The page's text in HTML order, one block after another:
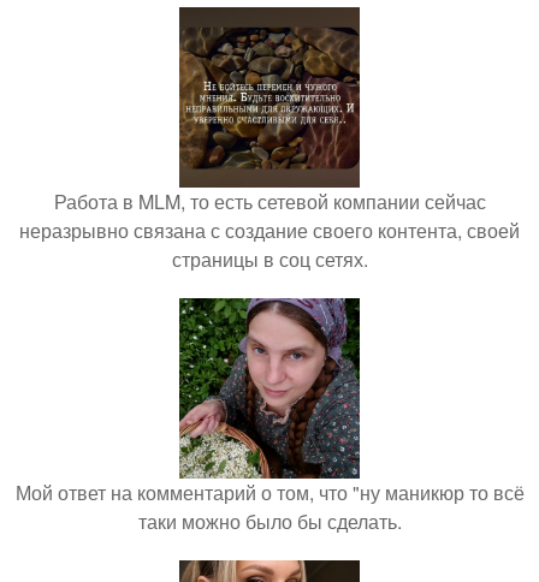
Работа в MLM, то есть сетевой компании сейчас
неразрывно связана с создание своего контента, своей
страницы в соц сетях.
Мой ответ на комментарий о том, что "ну маникюр то всё
таки можно было бы сделать.